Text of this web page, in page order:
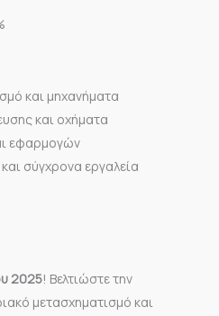
και μηχανήματα
και οχήματα
εφαρμογών
σύγχρονα εργαλεία
2025! Βελτιώστε την
μετασχηματισμό και